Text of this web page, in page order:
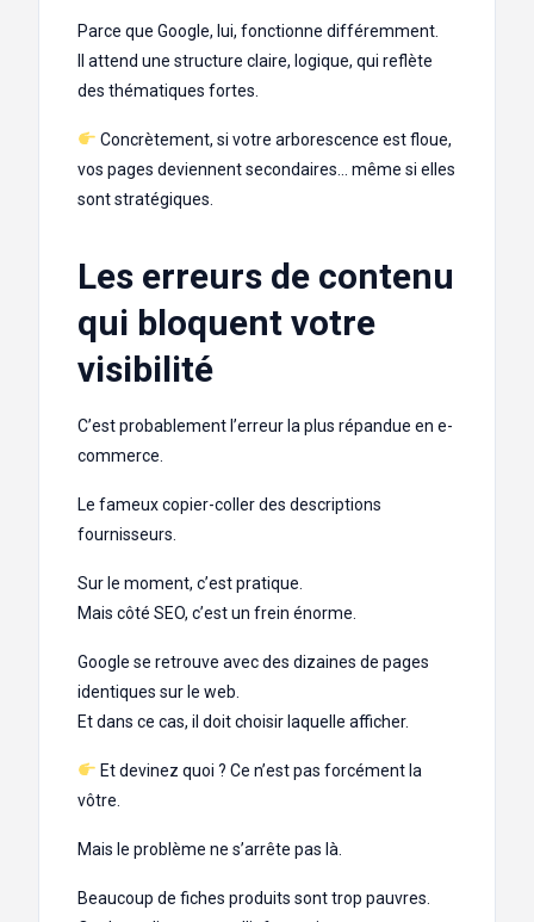
Parce que Google, lui, fonctionne différemment.
Il attend une structure claire, logique, qui reflète
des thématiques fortes.
Concrètement, si votre arborescence est floue,
vos pages deviennent secondaires… même si elles
sont stratégiques.
Les erreurs de contenu
qui bloquent votre
visibilité
C’est probablement l’erreur la plus répandue en e-
commerce.
Le fameux copier-coller des descriptions
fournisseurs.
Sur le moment, c’est pratique.
Mais côté SEO, c’est un frein énorme.
Google se retrouve avec des dizaines de pages
identiques sur le web.
Et dans ce cas, il doit choisir laquelle afficher.
Et devinez quoi ? Ce n’est pas forcément la
vôtre.
Mais le problème ne s’arrête pas là.
Beaucoup de fiches produits sont trop pauvres.